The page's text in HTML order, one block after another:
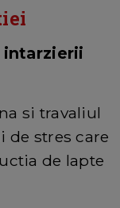
intarzierii
si travaliul
stres care
de lapte